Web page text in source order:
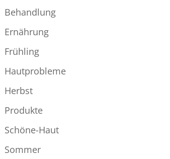
Behandlung
Ernährung
Frühling
Hautprobleme
Herbst
Produkte
Schöne-Haut
Sommer